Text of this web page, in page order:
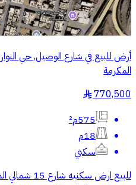
أرض للبيع في شارع الوصيل, حي
المكرمة
770,500
§
575م²
18م
سكني